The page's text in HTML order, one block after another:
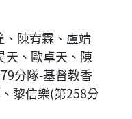
陳宥霖、盧靖
天、歐卓天、陳
分隊-基督教香
黎信樂(第258分